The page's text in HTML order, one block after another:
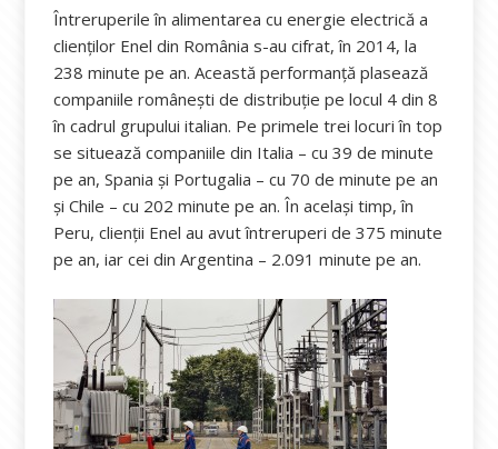
Întreruperile în alimentarea cu energie electrică a
clienților Enel din România s-au cifrat, în 2014, la
238 minute pe an. Această performanță plasează
companiile românești de distribuție pe locul 4 din 8
în cadrul grupului italian. Pe primele trei locuri în top
se situează companiile din Italia – cu 39 de minute
pe an, Spania și Portugalia – cu 70 de minute pe an
și Chile – cu 202 minute pe an. În același timp, în
Peru, clienții Enel au avut întreruperi de 375 minute
pe an, iar cei din Argentina – 2.091 minute pe an.